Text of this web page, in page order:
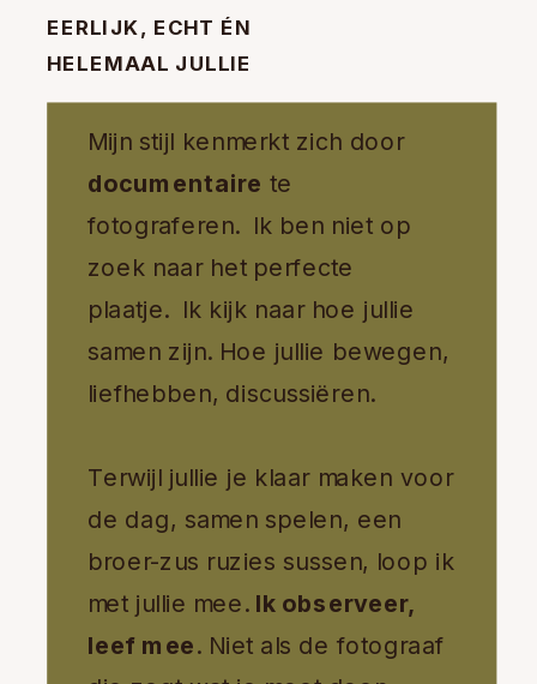
Mijn stijl kenmerkt zich door
documentaire te
fotograferen. Ik ben niet op
zoek naar het perfecte
plaatje. Ik kijk naar hoe jullie
samen zijn. Hoe jullie bewegen,
liefhebben, discussiëren.
Terwijl jullie je klaar maken voor
de dag, samen spelen, een
broer-zus ruzies sussen, loop ik
met jullie mee. Ik observeer,
leef mee. Niet als de fotograaf
EERLIJK, ECHT ÉN
HELEMAAL JULLIE